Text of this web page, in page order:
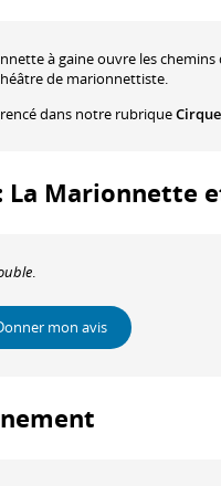
à gaine ouvre les chemins
de marionnettiste.
dans notre rubrique
La Marionnette
.
mon avis